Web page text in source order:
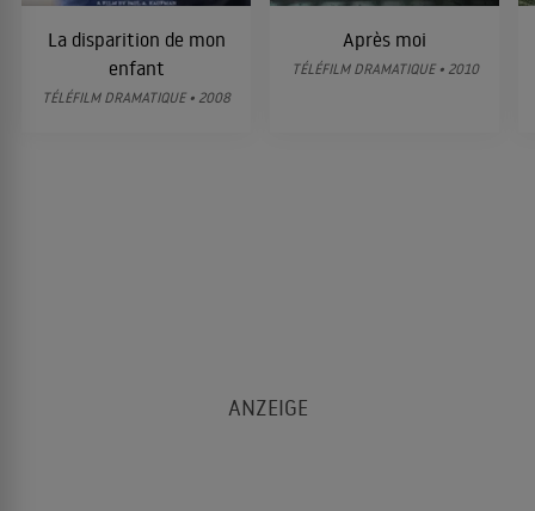
La disparition de mon
enfant
TÉLÉFILM DRAMATIQUE • 2008
Après moi
TÉLÉFILM DRAMATIQUE • 2010